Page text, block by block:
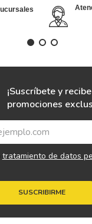
¡Suscríbete y recibe
promociones
SUSCRIBIRME
tratamiento de datos